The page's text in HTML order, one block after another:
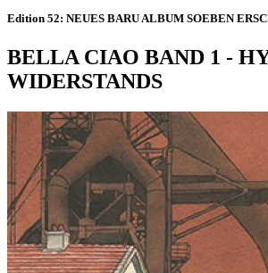
Edition 52: NEUES BARU ALBUM SOEBEN
BELLA CIAO BAND 1 -
WIDERSTANDS